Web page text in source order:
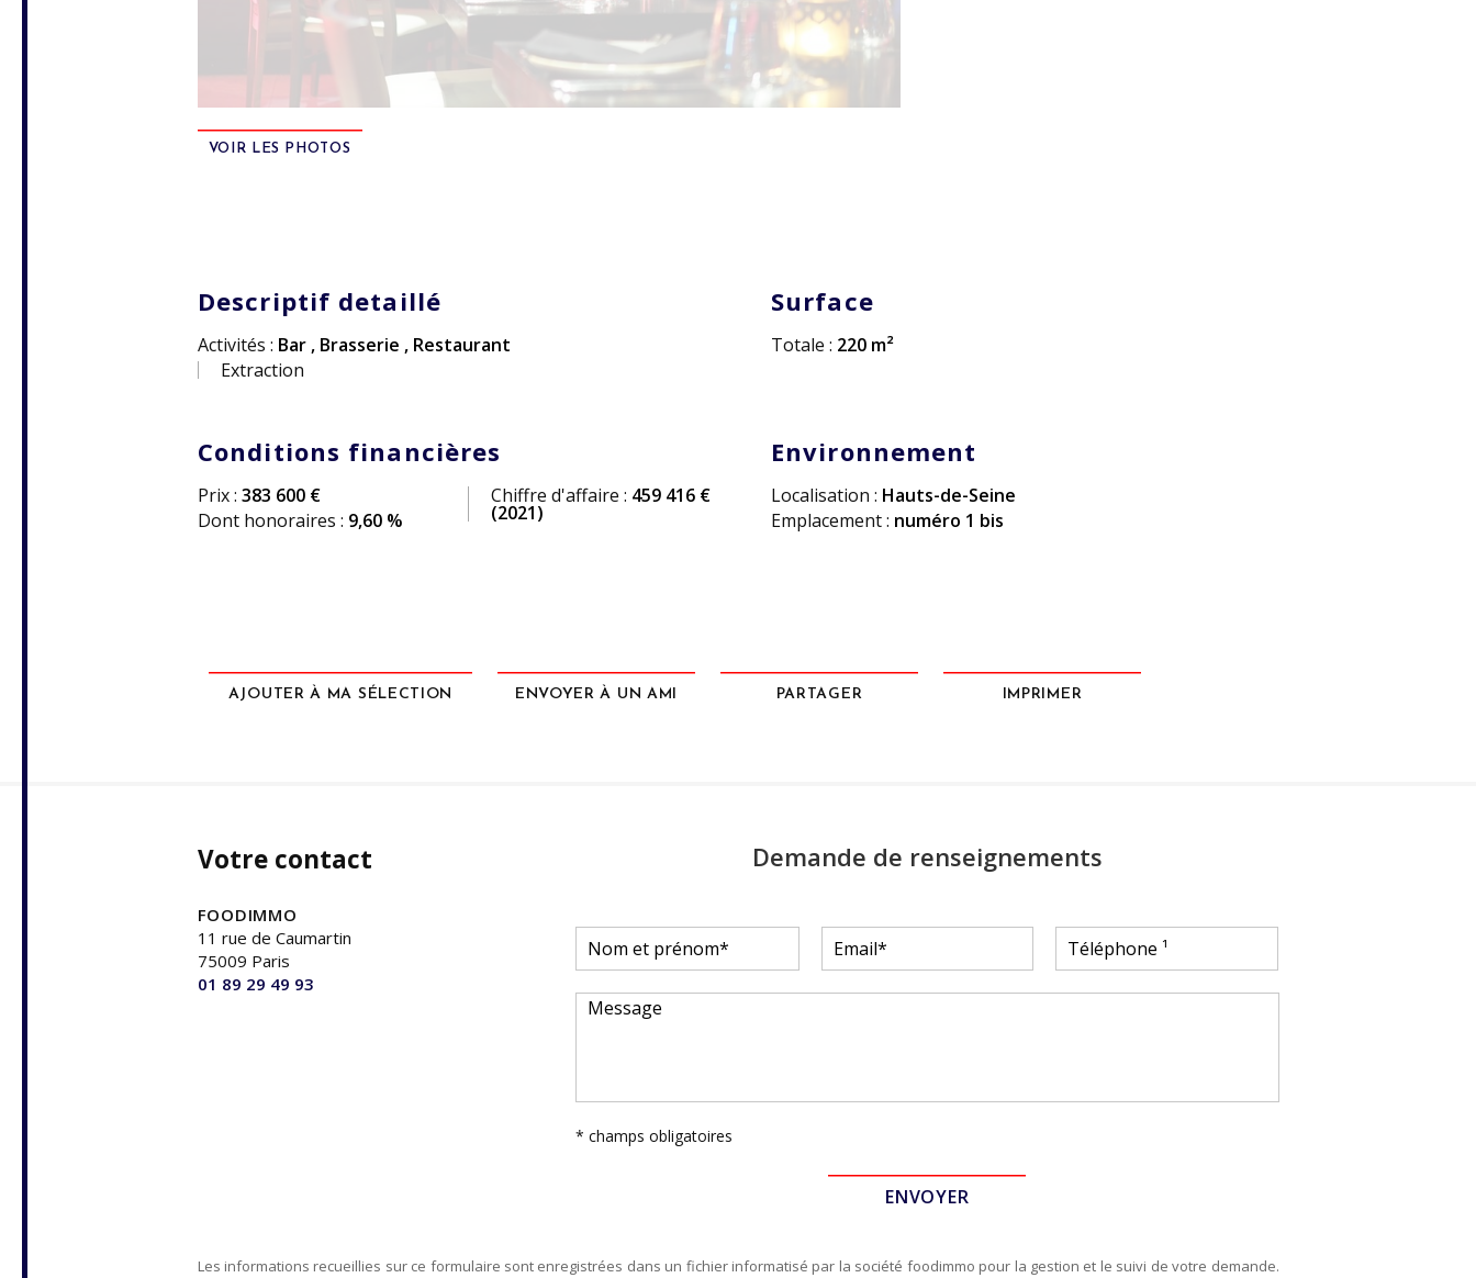
VOIR LES PHOTOS
Descriptif detaillé
Activités : Bar , Brasserie , Restaurant
Extraction
Surface
Totale : 220 m²
Conditions financières
Prix : 383 600 €
Dont honoraires : 9,60 %
Chiffre d'affaire : 459 416 €
(2021)
Environnement
Localisation : Hauts-de-Seine
Emplacement : numéro 1 bis
AJOUTER À MA SÉLECTION ENVOYER À UN AMI PARTAGER IMPRIMER
Votre contact
FOODIMMO
11 rue de Caumartin
75009 Paris
01 89 29 49 93
Demande de renseignements
* champs obligatoires
Les informations recueillies sur ce formulaire sont enregistrées dans un fichier informatisé par la société foodimmo pour la gestion et le suivi de votre demande.